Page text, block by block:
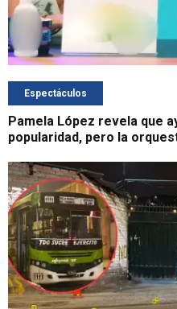
Espectáculos
Pamela López revela que
popularidad, pero la